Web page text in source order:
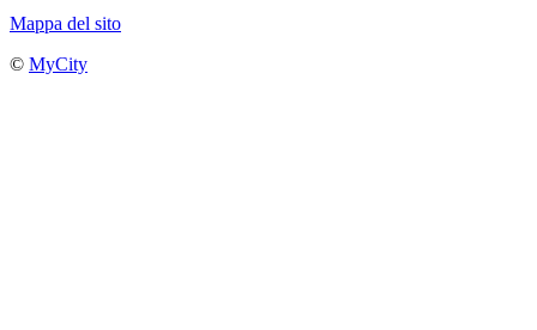
Mappa del sito
© MyCity